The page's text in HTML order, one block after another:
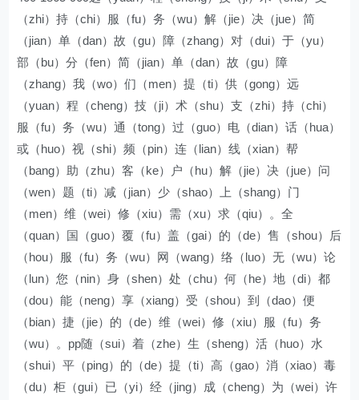
（zhi）持（chi）服（fu）务（wu）解（jie）决（jue）简
（jian）单（dan）故（gu）障（zhang）对（dui）于（yu）
部（bu）分（fen）简（jian）单（dan）故（gu）障
（zhang）我（wo）们（men）提（ti）供（gong）远
（yuan）程（cheng）技（ji）术（shu）支（zhi）持（chi）
服（fu）务（wu）通（tong）过（guo）电（dian）话（hua）
或（huo）视（shi）频（pin）连（lian）线（xian）帮
（bang）助（zhu）客（ke）户（hu）解（jie）决（jue）问
（wen）题（ti）减（jian）少（shao）上（shang）门
（men）维（wei）修（xiu）需（xu）求（qiu）。全
（quan）国（guo）覆（fu）盖（gai）的（de）售（shou）后
（hou）服（fu）务（wu）网（wang）络（luo）无（wu）论
（lun）您（nin）身（shen）处（chu）何（he）地（di）都
（dou）能（neng）享（xiang）受（shou）到（dao）便
（bian）捷（jie）的（de）维（wei）修（xiu）服（fu）务
（wu）。pp随（sui）着（zhe）生（sheng）活（huo）水
（shui）平（ping）的（de）提（ti）高（gao）消（xiao）毒
（du）柜（gui）已（yi）经（jing）成（cheng）为（wei）许